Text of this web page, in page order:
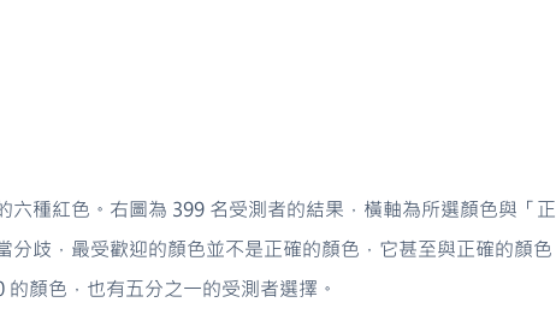
六種紅色。右圖為 399 名受測者的結果，橫軸為所選顏色與「正
分歧，最受歡迎的顏色並不是正確的顏色，它甚至與正確的顏色
顏色，也有五分之一的受測者選擇。